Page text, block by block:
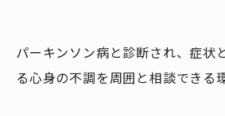
パーキンソン病と診断され、症状
る心身の不調を周囲と相談できる